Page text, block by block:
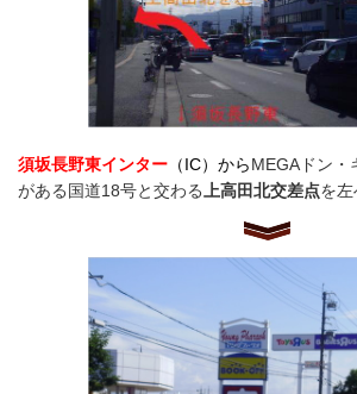
須坂長野東インター （IC）からMEGAドン・
がある国道18号と交わる
上高田北交差点を左